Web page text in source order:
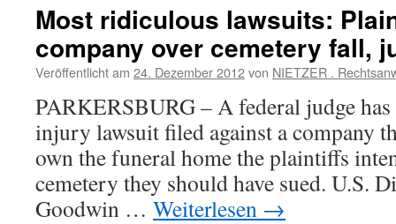
Most ridiculous lawsuits:
company over cemetery fall,
Veröffentlicht am 24. Dezember 2012von NIETZER .
PARKERSBURG – A federal judge
injury lawsuit filed against a company
own the funeral home the plaintiffs
cemetery they should have sued. U.S.
Goodwin … Weiterlesen →